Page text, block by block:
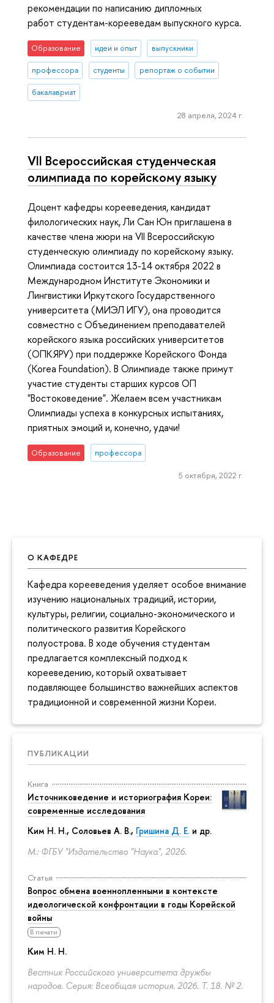
О КАФЕДРЕ
Кафедра корееведения уделяет особое внимание
изучению национальных традиций, истории,
культуры, религии, социально-экономического и
политического развития Корейского
полуострова. В ходе обучения студентам
предлагается комплексный подход к
корееведению, который охватывает
подавляющее большинство важнейших аспектов
традиционной и современной жизни Кореи.
ПУБЛИКАЦИИ
Книга
Источниковедение и историография Кореи:
современные исследования
Ким Н. Н., Соловьев А. В., Гришина Д. Е. и др.
М.: ФГБУ "Издательство "Наука", 2026.
Статья
Вопрос обмена военнопленными в контексте
идеологической конфронтации в годы Корейской
войны
В печати
Ким Н. Н.
Вестник Российского университета дружбы
народов. Серия: Всеобщая история. 2026. Т. 18. № 2.
рекомендации по написанию дипломных
работ студентам-корееведам выпускного курса.
Образование идеи и опыт выпускники
профессора студенты репортаж о событии
бакалавриат
28 апреля, 2024 г.
VII Всероссийская студенческая
олимпиада по корейскому языку
Доцент кафедры корееведения, кандидат
филологических наук, Ли Сан Юн приглашена в
качестве члена жюри на VII Всероссийскую
студенческую олимпиаду по корейскому языку.
Олимпиада состоится 13-14 октября 2022 в
Международном Институте Экономики и
Лингвистики Иркутского Государственного
университета (МИЭЛ ИГУ), она проводится
совместно с Объединением преподавателей
корейского языка российских университетов
(ОПКЯРУ) при поддержке Корейского Фонда
(Korea Foundation). В Олимпиаде также примут
участие студенты старших курсов ОП
"Востоковедение". Желаем всем участникам
Олимпиады успеха в конкурсных испытаниях,
приятных эмоций и, конечно, удачи!
Образование профессора
5 октября, 2022 г.